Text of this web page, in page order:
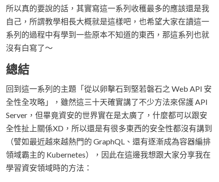
所以真的要說的話，其實寫這一系列收穫最多的應該還是我
自己，所謂教學相長大概就是這樣吧，也希望大家在讀這一
系列的過程中有學到一些原本不知道的東西，那這系列也就
沒有白寫了～
總結
回到這一系列的主題「從以卵擊石到堅若磐石之 Web API 安
全性全攻略」，雖然這三十天確實講了不少方法來保護 API
Server，但畢竟資安的世界實在是太廣了，什麼都可以跟安
全性扯上關係XD，所以還是有很多東西的安全性都沒有講到
（譬如最近越來越熱門的 GraphQL、還有逐漸成為容器編排
領域霸主的 Kubernetes），因此在這邊我想跟大家分享我在
學習資安領域時的方法：